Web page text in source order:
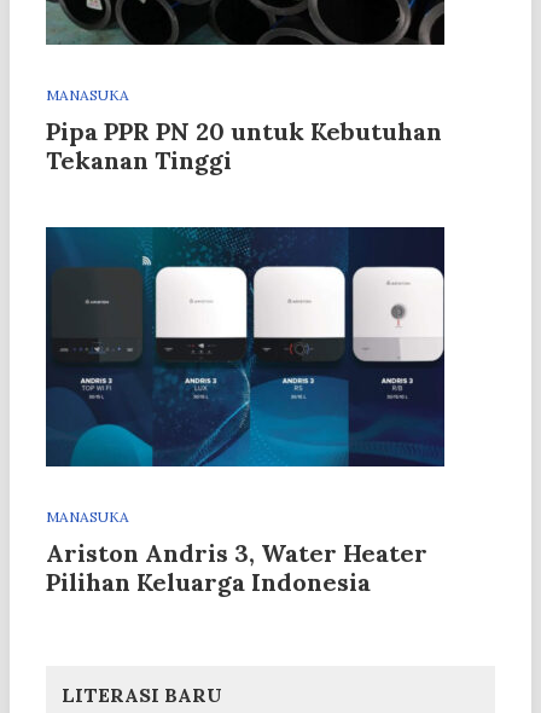
MANASUKA
Pipa PPR PN 20 untuk Kebutuhan
Tekanan Tinggi
MANASUKA
Ariston Andris 3, Water Heater
Pilihan Keluarga Indonesia
LITERASI BARU